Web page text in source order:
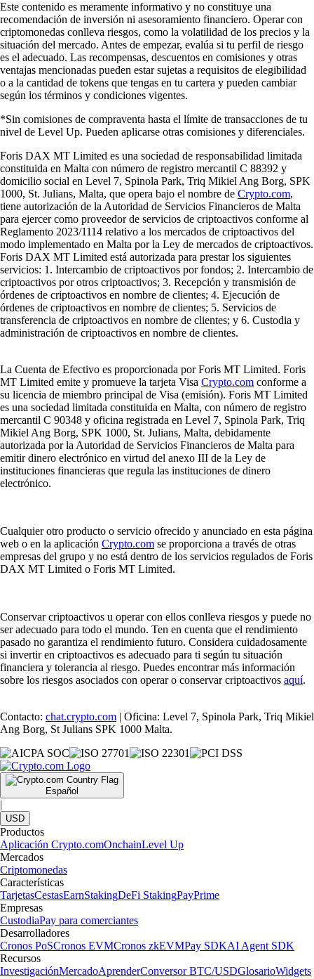
Este contenido es meramente informativo y no constituye una
recomendación de inversión ni asesoramiento financiero. Operar con
criptomonedas conlleva riesgos, como la volatilidad de los precios y la
situación del mercado. Antes de empezar, evalúa si tu perfil de riesgo
es el adecuado. Las recompensas, descuentos en comisiones y otras
ventajas mencionadas pueden estar sujetas a requisitos de elegibilidad
o a la cantidad de tokens que tengas en tu cartera y pueden cambiar
según los términos y condiciones vigentes.
*Sin comisiones de compraventa hasta el límite de transacciones de tu
nivel de Level Up. Pueden aplicarse otras comisiones y diferenciales.
Foris DAX MT Limited es una sociedad de responsabilidad limitada
constituida en Malta con número de registro mercantil C 88392 y
domicilio social en Level 7, Spinola Park, Triq Mikiel Ang Borg, SPK
1000, St. Julians, Malta, que opera bajo el nombre de Crypto.com,
tiene autorización de la Autoridad de Servicios Financieros de Malta
para ejercer como proveedor de servicios de criptoactivos conforme al
Reglamento 2023/1114 relativo a los mercados de criptoactivos del
modo implementado en Malta por la Ley de mercados de criptoactivos.
Foris DAX MT Limited está autorizada para prestar los siguientes
servicios: 1. Intercambio de criptoactivos por fondos; 2. Intercambio de
criptoactivos por otros criptoactivos; 3. Recepción y transmisión de
órdenes de criptoactivos en nombre de clientes; 4. Ejecución de
órdenes de criptoactivos en nombre de clientes; 5. Servicios de
transferencia de criptoactivos en nombre de clientes; y 6. Custodia y
administración de criptoactivos en nombre de clientes.
La Cuenta de Efectivo es proporcionada por Foris MT Limited. Foris
MT Limited emite y promueve la tarjeta Visa Crypto.com conforme a
su licencia de miembro principal de Visa (emisión). Foris MT Limited
es una sociedad limitada constituida en Malta, con número de registro
mercantil C 90348 y oficina registrada en Level 7, Spinola Park, Triq
Mikiel Ang Borg, SPK 1000, St. Julians, Malta, debidamente
autorizada por la Autoridad de Servicios Financieros de Malta para
emitir dinero electrónico en virtud del anexo III de la Ley de
instituciones financieras que regula las instituciones de dinero
electrónico.
Cualquier otro producto o servicio ofrecido y anunciado en esta página
web o en la aplicación Crypto.com se proporciona a través de otras
empresas del grupo y no está dentro de los servicios regulados de Foris
DAX MT Limited o Foris MT Limited.
Conservar criptoactivos u operar con ellos conlleva riesgos y puede no
ser adecuado para todo el mundo. Ten en cuenta que el rendimiento
pasado no garantiza el rendimiento futuro. Considera cuidadosamente
si invertir en criptoactivos es adecuado para ti según tu situación
financiera y tolerancia al riesgo. Puedes encontrar más información
sobre los riesgos asociados con operar o conservar criptoactivos aquí.
Contacto: chat.crypto.com | Oficina: Level 7, Spinola Park, Triq Mikiel
Ang Borg, St Julians SPK 1000 Malta.
Español
|
USD
Productos
Aplicación Crypto.comOnchainLevel Up
Mercados
Criptomonedas
Características
TarjetasCestasEarnStakingDeFi StakingPayPrime
Empresas
CustodiaPay para comerciantes
Desarrolladores
Cronos PoSCronos EVMCronos zkEVMPay SDKAI Agent SDK
Recursos
InvestigaciónMercadoAprenderConversor BTC/USDGlosarioWidgets